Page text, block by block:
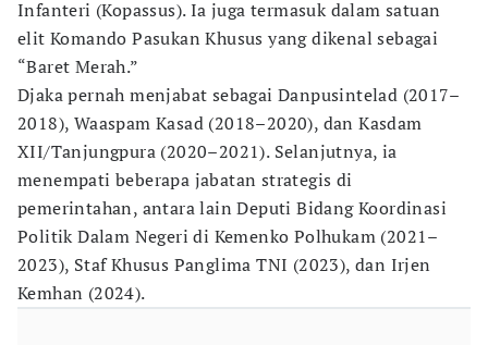
Infanteri (Kopassus). Ia juga termasuk dalam satuan
elit Komando Pasukan Khusus yang dikenal sebagai
“Baret Merah.”
Djaka pernah menjabat sebagai Danpusintelad (2017–
2018), Waaspam Kasad (2018–2020), dan Kasdam
XII/Tanjungpura (2020–2021). Selanjutnya, ia
menempati beberapa jabatan strategis di
pemerintahan, antara lain Deputi Bidang Koordinasi
Politik Dalam Negeri di Kemenko Polhukam (2021–
2023), Staf Khusus Panglima TNI (2023), dan Irjen
Kemhan (2024).